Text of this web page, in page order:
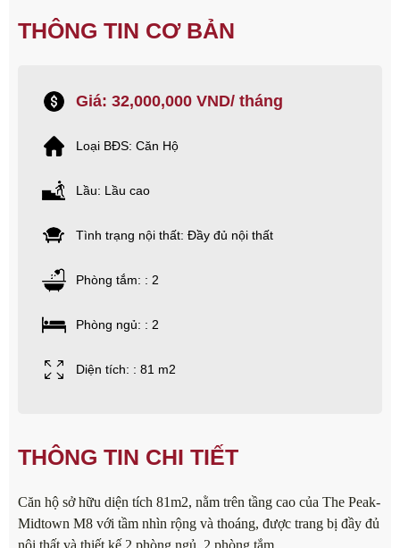
THÔNG TIN CƠ BẢN
Giá: 32,000,000 VND/ tháng
Loại BĐS: Căn Hộ
Lầu: Lầu cao
Tình trạng nội thất: Đầy đủ nội thất
Phòng tắm: : 2
Phòng ngủ: : 2
Diện tích: : 81 m2
THÔNG TIN CHI TIẾT
Căn hộ sở hữu diện tích 81m2, nằm trên tầng cao của The Peak-
Midtown M8 với tầm nhìn rộng và thoáng, được trang bị đầy đủ